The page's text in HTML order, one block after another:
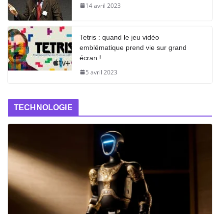
14 avril 2023
Tetris : quand le jeu vidéo
emblématique prend vie sur grand
écran !
5 avril 2023
TECHNOLOGIE